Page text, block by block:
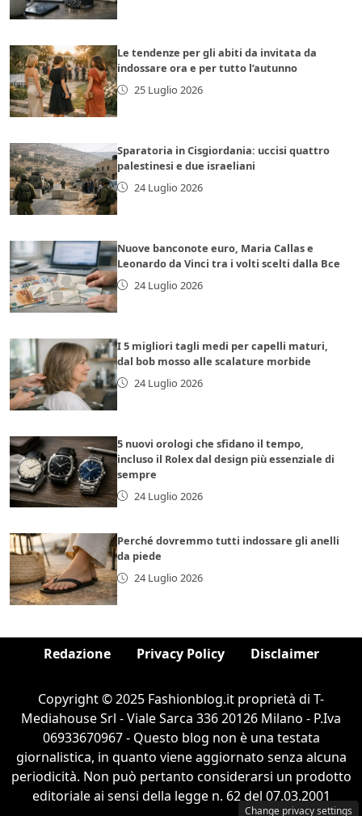
Le tendenze per gli abiti da invitata da
indossare ora e per tutto l’autunno
25 Luglio 2026
Sparatoria in Cisgiordania: uccisi quattro
palestinesi e due israeliani
24 Luglio 2026
Nuove banconote euro, Maria Callas e
Leonardo da Vinci tra i volti scelti dalla Bce
24 Luglio 2026
I 5 migliori tagli medi per capelli maturi,
dal bob mosso alle scalature morbide
24 Luglio 2026
5 nuovi orologi che sfidano il tempo,
incluso il Rolex dal design più essenziale di
sempre
24 Luglio 2026
Perché dovremmo tutti indossare gli anelli
da piede
24 Luglio 2026
Redazione Privacy Policy Disclaimer
Copyright © 2025 Fashionblog.it proprietà di T-
Mediahouse Srl - Viale Sarca 336 20126 Milano - P.Iva
06933670967 - Questo blog non è una testata
giornalistica, in quanto viene aggiornato senza alcuna
periodicità. Non può pertanto considerarsi un prodotto
editoriale ai sensi della legge n. 62 del 07.03.2001
Change privacy settings